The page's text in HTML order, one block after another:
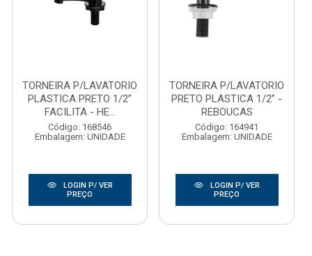
TORNEIRA P/LAVATORIO
PLASTICA PRETO 1/2”
FACILITA - HE...
Código: 168546
Embalagem: UNIDADE
LOGIN P/ VER
PREÇO
TORNEIRA P/LAVATORIO
PRETO PLASTICA 1/2” -
REBOUCAS
Código: 164941
Embalagem: UNIDADE
LOGIN P/ VER
PREÇO